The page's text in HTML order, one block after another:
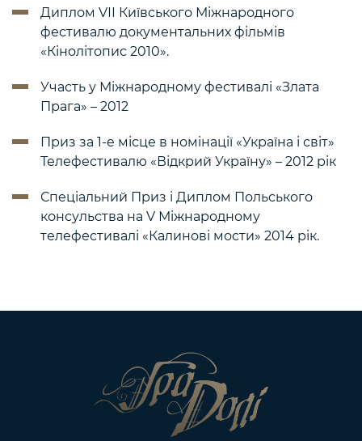
Диплом VІІ Київського Міжнародного
фестивалю документальних фільмів
«Кінолітопис 2010».
Участь у Міжнародному фестивалі «Злата
Прага» – 2012
Приз за 1-е місце в номінації «Україна і світ»
Телефестивалю «Відкрий Україну» – 2012 рік
Спеціальний Приз і Диплом Польського
консульства на V Міжнародному
телефестивалі «Калинові мости» 2014 рік.